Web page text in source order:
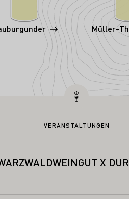
Müller-
VERANSTALTUNGEN
X